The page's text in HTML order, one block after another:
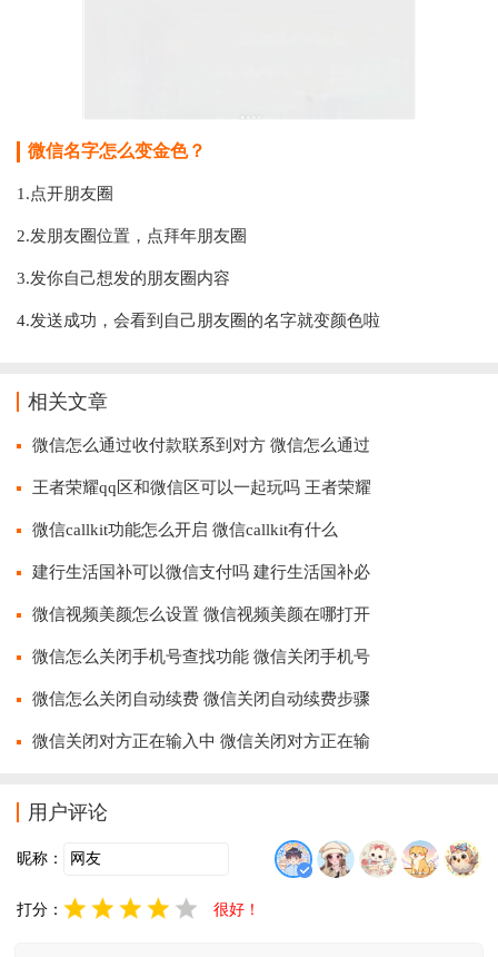
微信名字怎么变金色？
1.点开朋友圈
2.发朋友圈位置，点拜年朋友圈
3.发你自己想发的朋友圈内容
4.发送成功，会看到自己朋友圈的名字就变颜色啦
相关文章
微信怎么通过收付款联系到对方 微信怎么通过
王者荣耀qq区和微信区可以一起玩吗 王者荣耀
微信callkit功能怎么开启 微信callkit有什么
建行生活国补可以微信支付吗 建行生活国补必
微信视频美颜怎么设置 微信视频美颜在哪打开
微信怎么关闭手机号查找功能 微信关闭手机号
微信怎么关闭自动续费 微信关闭自动续费步骤
微信关闭对方正在输入中 微信关闭对方正在输
用户评论
昵称：
打分： 很好！